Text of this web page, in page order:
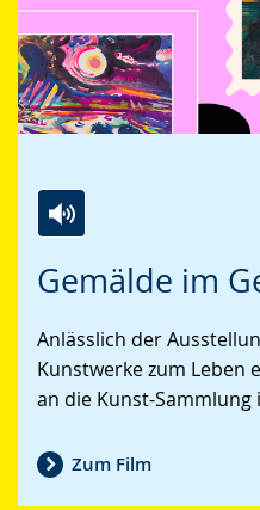
Gemälde im
Leichten
wechseln.
Audio-
Video
Deutscher
Gebärdensprache
wird
Anlässlich der
Kunstwerke zum Leben
an die Kunst-Sammlung
Zum Film